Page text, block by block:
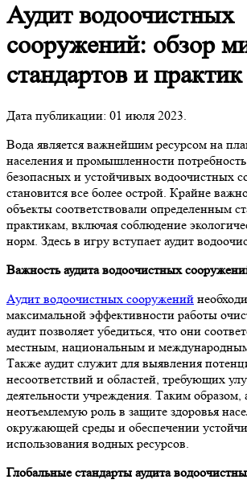
Аудит водоочистных
сооружений: обзор
стандартов и практик
Дата публикации: 01 июля 2023.
Вода является важнейшим ресурсом на
населения и промышленности
безопасных и устойчивых водоочистных
становится все более острой. Крайне
объекты соответствовали определенным
практикам, включая соблюдение
норм. Здесь в игру вступает аудит
Важность аудита водоочистных
Аудит водоочистных сооружений
максимальной эффективности работы
аудит позволяет убедиться, что они
местным, национальным и
Также аудит служит для выявления
несоответствий и областей, требующих
деятельности учреждения. Таким образом,
неотъемлемую роль в защите здоровья
окружающей среды и обеспечении
использования водных ресурсов.
Глобальные стандарты аудита